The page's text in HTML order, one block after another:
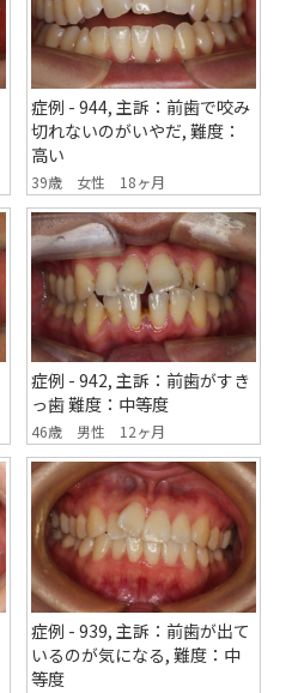
症例 - 944, 主訴：前歯で咬み
切れないのがいやだ, 難度：
高い
39歳 女性 18ヶ月
症例 - 942, 主訴：前歯がすき
っ歯 難度：中等度
46歳 男性 12ヶ月
症例 - 939, 主訴：前歯が出て
いるのが気になる, 難度：中
等度